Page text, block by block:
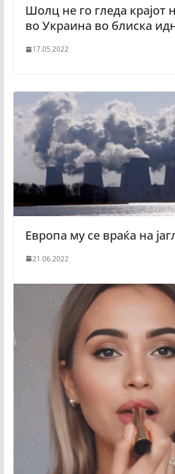
Шолц не го гледа крајот
во Украина во блиска
17.05.2022
Европа му се враќа на
21.06.2022